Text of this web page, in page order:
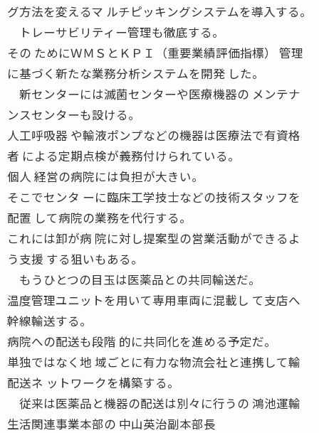
グ方法を変えるマ ルチピッキングシステムを導入する。
トレーサビリティー管理も徹底する。
その ためにＷＭＳとＫＰＩ（重要業績評価指標） 管理
に基づく新たな業務分析システムを開発 した。
新センターには滅菌センターや医療機器の メンテナ
ンスセンターも設ける。
人工呼吸器 や輸液ポンプなどの機器は医療法で有資格
者 による定期点検が義務付けられている。
個人 経営の病院には負担が大きい。
そこでセンタ ーに臨床工学技士などの技術スタッフを
配置 して病院の業務を代行する。
これには卸が病 院に対し提案型の営業活動ができるよ
う支援 する狙いもある。
もうひとつの目玉は医薬品との共同輸送だ。
温度管理ユニットを用いて専用車両に混載し て支店へ
幹線輸送する。
病院への配送も段階 的に共同化を進める予定だ。
単独ではなく地 域ごとに有力な物流会社と連携して輸
配送ネ ットワークを構築する。
従来は医薬品と機器の配送は別々に行うの 鴻池運輸
生活関連事業本部の 中山英治副本部長